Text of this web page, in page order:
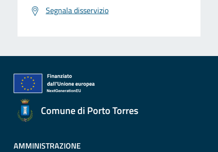
Segnala disservizio
Comune di Porto Torres
AMMINISTRAZIONE